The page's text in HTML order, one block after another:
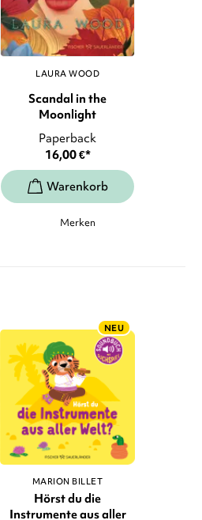
LAURA WOOD
Scandal in the
Moonlight
Paperback
16,00€*
Merken
NEU
MARION BILLET
Hörst du die
Instrumente aus aller